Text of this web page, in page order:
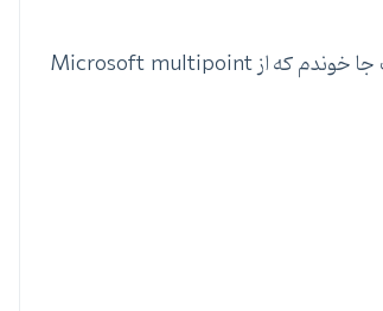
منظورم هم از سیستم عامل ، سیستم عامل نصب شده روی سرور هست ، یک جا خوندم که از Microsoft multipoint